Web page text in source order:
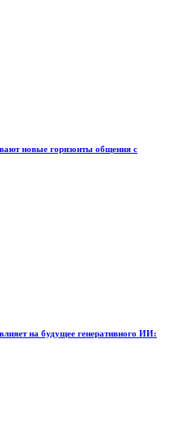
новые горизонты общения с
на будущее генеративного ИИ: